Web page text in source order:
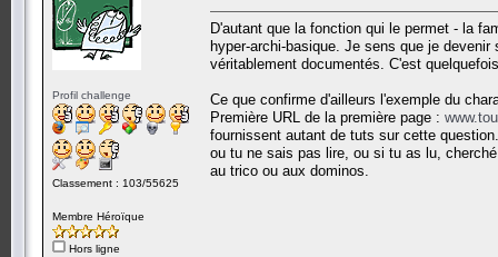
Profil challenge
Classement : 103/55625
Membre Héroïque
Hors ligne
D'autant que la fonction qui le permet - la
hyper-archi-basique. Je sens que je
véritablement documentés. C'est
Ce que confirme d'ailleurs l'exemple du
Première URL de la première page :
fournissent autant de tuts sur cette
ou tu ne sais pas lire, ou si tu as lu,
au trico ou aux dominos.